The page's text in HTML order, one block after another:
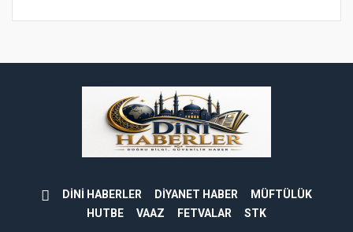
DİNİ HABERLER DİYANET HABER
MÜFTÜLÜK
HUTBE
VAAZ FETVALAR STK